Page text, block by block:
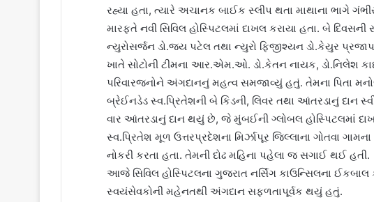
રહ્યા હતા, ત્યારે અચાનક બાઈક સ્લીપ થતા માથાના ભાગે
મારફતે નવી સિવિલ હોસ્પિટલમાં દાખલ કરાયા હતા. બે
ન્યુરોસર્જન ડો.જય પટેલ તથા ન્યુરો ફિજીશ્યન ડો.કેયુર
ખાતે સોટોની ટીમના આર.એમ.ઓ. ડો.કેતન નાયક, ડો.નિલેશ
પરિવારજનોને અંગદાનનું મહત્વ સમજાવ્યું હતું. તેમના પિતા
બ્રેઈનડેડ સ્વ.પ્રિતેશની બે કિડની, લિવર તથા આંતરડાનું દાન
વાર આંતરડાનું દાન થયું છે, જે મુંબઈની ગ્લોબલ હોસ્પિટલમાં
સ્વ.પ્રિતેશ મૂળ ઉત્તરપ્રદેશના મિર્ઝાપૂર જિલ્લાના ગોતવા
નોકરી કરતા હતા. તેમની દોઢ મહિના પહેલા જ સગાઈ થઈ હતી.
આજે સિવિલ હોસ્પિટલના ગુજરાત નર્સિંગ કાઉન્સિલના ઈકબાલ
સ્વયંસેવકોની મહેનતથી અંગદાન સફળતાપૂર્વક થયું હતું.